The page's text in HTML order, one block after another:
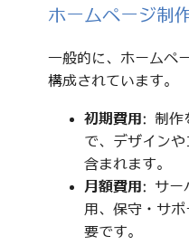
ホームページ制
一般的に、ホームペ
構成されています。
初期費用: 制作
で、デザイン
含まれます。
月額費用: サー
用、保守・サ
要です。